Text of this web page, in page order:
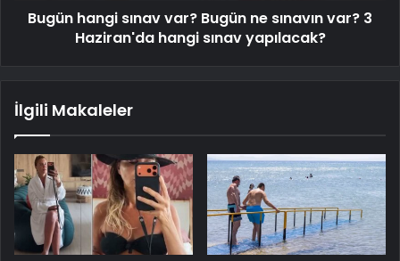
Bugün hangi sınav var? Bugün ne sınavın var? 3
Haziran'da hangi sınav yapılacak?
İlgili Makaleler